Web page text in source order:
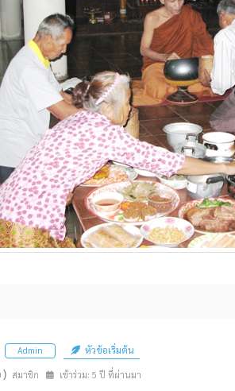
Admin หัวข้อเริ่มต้น
สมาชิก เข้าร่วม: 5 ปี ที่ผ่านมา